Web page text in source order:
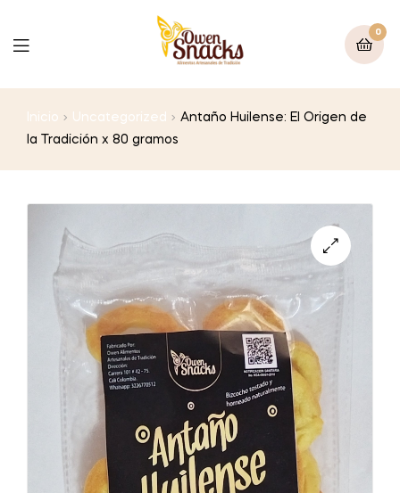
0
Inicio Uncategorized
Antaño Huilense: El Origen de
la Tradición x 80 gramos
🔍